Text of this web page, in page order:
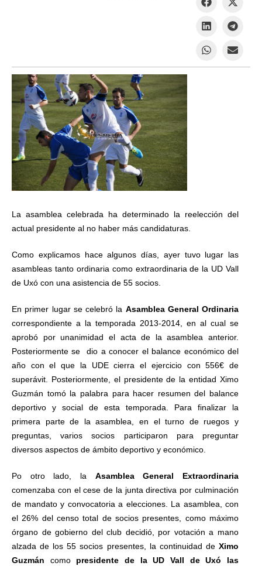
La asamblea celebrada ha determinado la reelección del
actual presidente al no haber más candidaturas.
Como explicamos hace algunos días, ayer tuvo lugar las
asambleas tanto ordinaria como extraordinaria de la UD Vall
de Uxó con una asistencia de 55 socios.
En primer lugar se celebró la Asamblea General Ordinaria
correspondiente a la temporada 2013-2014, en al cual se
aprobó por unanimidad el acta de la asamblea anterior.
Posteriormente se dio a conocer el balance económico del
año con el que la UDE cierra el ejercicio con 556€ de
superávit. Posteriormente, el presidente de la entidad Ximo
Guzmán tomó la palabra para hacer resumen del balance
deportivo y social de esta temporada. Para finalizar la
primera parte de la asamblea, en el turno de ruegos y
preguntas, varios socios participaron para preguntar
diversos aspectos de ámbito deportivo y económico.
Po otro lado, la Asamblea General Extraordinaria
comenzaba con el cese de la junta directiva por culminación
de mandato y convocatoria a elecciones. La asamblea, con
el 26% del censo total de socios presentes, como máximo
órgano de gobierno del club decidió, por votación a mano
alzada de los 55 socios presentes, la continuidad de Ximo
Guzmán como presidente de la UD Vall de Uxó las